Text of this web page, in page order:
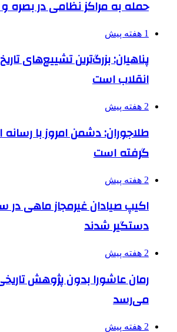
حمله به مراکز نظامی در بصره
1 هفته پیش
پناهیان: بزرگ‌ترین تشییع‌های
انقلاب است
2 هفته پیش
طلاجوران: دشمن امروز با رسانه
گرفته است
2 هفته پیش
اکیپ صیادان غیرمجاز ماهی در
دستگیر شدند
2 هفته پیش
رمان عاشورا بدون پژوهش
می‌رسد
2 هفته پیش